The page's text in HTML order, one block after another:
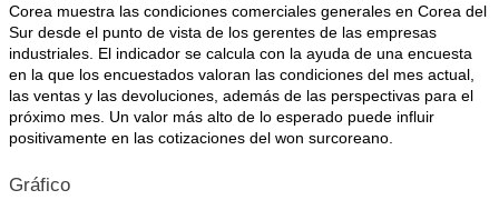
Corea muestra las condiciones comerciales generales en Corea del
Sur desde el punto de vista de los gerentes de las empresas
industriales. El indicador se calcula con la ayuda de una encuesta
en la que los encuestados valoran las condiciones del mes actual,
las ventas y las devoluciones, además de las perspectivas para el
próximo mes. Un valor más alto de lo esperado puede influir
positivamente en las cotizaciones del won surcoreano.
Gráfico